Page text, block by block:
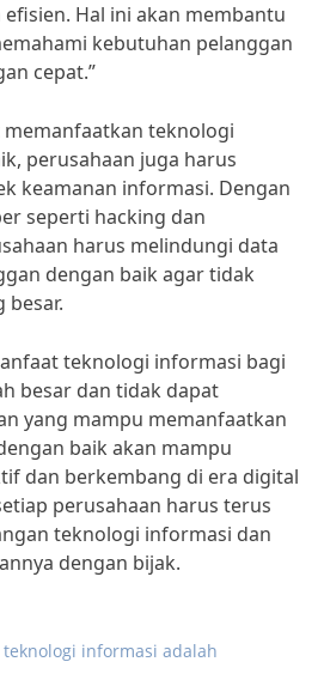
Hal ini akan membantu
kebutuhan pelanggan
cepat.”
teknologi
perusahaan juga harus
keamanan informasi. Dengan
seperti hacking dan
harus melindungi data
dengan baik agar tidak
besar.
teknologi informasi bagi
besar dan tidak dapat
yang mampu memanfaatkan
baik akan mampu
dan berkembang di era digital
perusahaan harus terus
teknologi informasi dan
dengan bijak.
teknologi informasi adalah